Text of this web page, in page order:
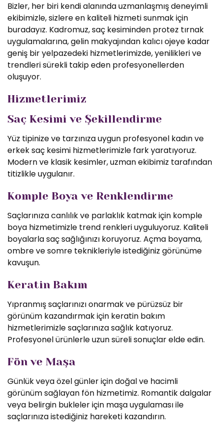
Bizler, her biri kendi alanında uzmanlaşmış deneyimli
ekibimizle, sizlere en kaliteli hizmeti sunmak için
buradayız. Kadromuz, saç kesiminden protez tırnak
uygulamalarına, gelin makyajından kalıcı ojeye kadar
geniş bir yelpazedeki hizmetlerimizde, yenilikleri ve
trendleri sürekli takip eden profesyonellerden
oluşuyor.
Hizmetlerimiz
Saç Kesimi ve Şekillendirme
Yüz tipinize ve tarzınıza uygun profesyonel kadın ve
erkek saç kesimi hizmetlerimizle fark yaratıyoruz.
Modern ve klasik kesimler, uzman ekibimiz tarafından
titizlikle uygulanır.
Komple Boya ve Renklendirme
Saçlarınıza canlılık ve parlaklık katmak için komple
boya hizmetimizle trend renkleri uyguluyoruz. Kaliteli
boyalarla saç sağlığınızı koruyoruz. Açma boyama,
ombre ve somre teknikleriyle istediğiniz görünüme
kavuşun.
Keratin Bakım
Yıpranmış saçlarınızı onarmak ve pürüzsüz bir
görünüm kazandırmak için keratin bakım
hizmetlerimizle saçlarınıza sağlık katıyoruz.
Profesyonel ürünlerle uzun süreli sonuçlar elde edin.
Fön ve Maşa
Günlük veya özel günler için doğal ve hacimli
görünüm sağlayan fön hizmetimiz. Romantik dalgalar
veya belirgin bukleler için maşa uygulaması ile
saçlarınıza istediğiniz hareketi kazandırın.